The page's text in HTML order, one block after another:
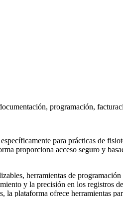
programación,
para prácticas de
proporciona acceso seguro y
herramientas de
y la precisión en los
plataforma ofrece herramientas